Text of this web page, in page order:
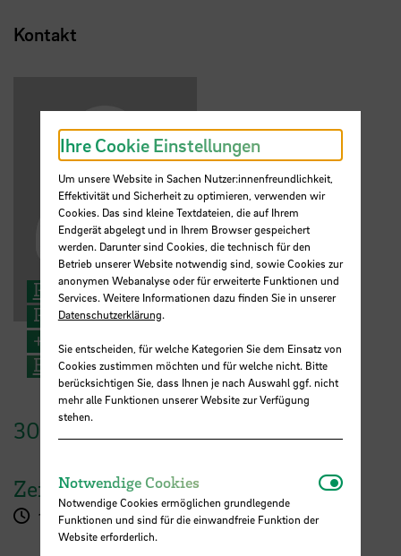
Kontakt
Prof. Dr. Armin Varmaz
Professor for Finance
+49 421 5905 4195
E-Mail
30.
Zeit
13:30 - 14:30 Uhr
Ihre Cookie Einstellungen
Um unsere Website in Sachen Nutzer:innenfreundlichkeit,
Effektivität und Sicherheit zu optimieren, verwenden wir
Cookies. Das sind kleine Textdateien, die auf Ihrem
Endgerät abgelegt und in Ihrem Browser gespeichert
werden. Darunter sind Cookies, die technisch für den
Betrieb unserer Website notwendig sind, sowie Cookies zur
anonymen Webanalyse oder für erweiterte Funktionen und
Services. Weitere Informationen dazu finden Sie in unserer
Datenschutzerklärung.
Sie entscheiden, für welche Kategorien Sie dem Einsatz von
Cookies zustimmen möchten und für welche nicht. Bitte
berücksichtigen Sie, dass Ihnen je nach Auswahl ggf. nicht
mehr alle Funktionen unserer Website zur Verfügung
stehen.
Notwendige Cookies
Notwendige Cookies ermöglichen grundlegende
Funktionen und sind für die einwandfreie Funktion der
Website erforderlich.